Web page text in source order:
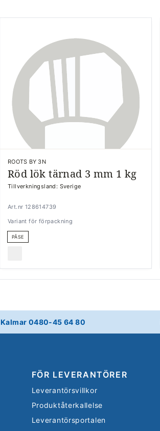
ROOTS BY 3N
Röd lök tärnad 3 mm 1 kg
Tillverkningsland: Sverige
Art.nr 128614739
Variant för förpackning
PÅSE
Kalmar 0480-45 64 80
FÖR LEVERANTÖRER
Leverantörsvillkor
Produktåterkallelse
Leverantörsportalen